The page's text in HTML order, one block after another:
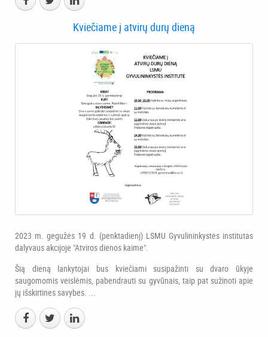
Kviečiame į atvirų durų dieną
2023 m. gegužės 19 d. (penktadienį) LSMU Gyvulininkystės institutas
dalyvaus akcijoje "Atviros dienos kaime".
Šią dieną lankytojai bus kviečiami susipažinti su dvaro ūkyje
saugomomis veislėmis, pabendrauti su gyvūnais, taip pat sužinoti apie
jų išskirtines savybes. ...